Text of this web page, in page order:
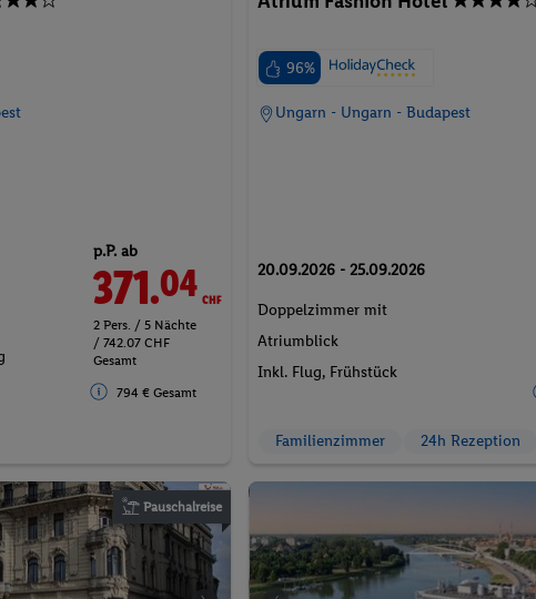
p.P. ab
371.04CHF
2 Pers. / 5 Nächte
/ 742.07 CHF
Gesamt
794 € Gesamt
96%
Ungarn - Ungarn - Budapest
20.09.2026 - 25.09.2026
Doppelzimmer mit
Atriumblick
Inkl. Flug, Frühstück
Familienzimmer 24h Rezeption
Pauschalreise